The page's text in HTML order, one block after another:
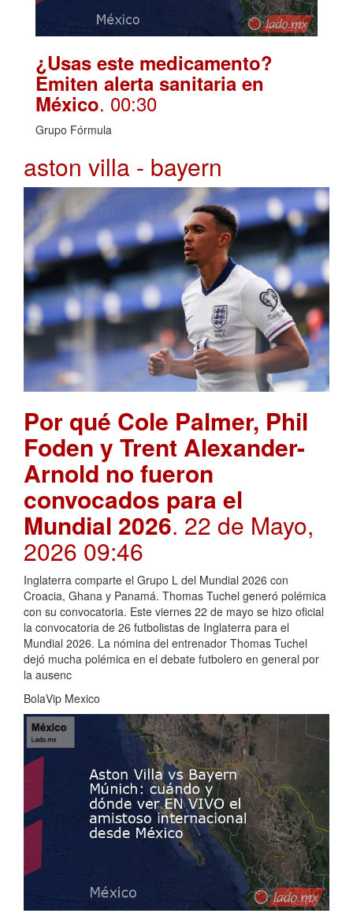
¿Usas este medicamento?
Emiten alerta sanitaria en
México. 00:30
Grupo Fórmula
aston villa - bayern
Por qué Cole Palmer, Phil
Foden y Trent Alexander-
Arnold no fueron
convocados para el
Mundial 2026. 22 de Mayo,
2026 09:46
Inglaterra comparte el Grupo L del Mundial 2026 con
Croacia, Ghana y Panamá. Thomas Tuchel generó polémica
con su convocatoria. Este viernes 22 de mayo se hizo oficial
la convocatoria de 26 futbolistas de Inglaterra para el
Mundial 2026. La nómina del entrenador Thomas Tuchel
dejó mucha polémica en el debate futbolero en general por
la ausenc
BolaVip Mexico